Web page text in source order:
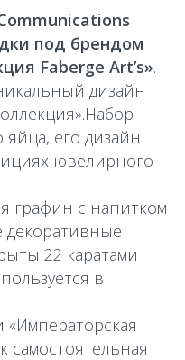
под брендом
Faberge Art’s».
дизайн
его дизайн
ювелирного
графин с напитком
22 каратами
в
самостоятельная